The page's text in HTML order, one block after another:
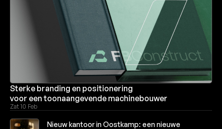
Sterke branding en positionering
voor een toonaangevende machinebouwer
Zat 10 Feb
Nieuw kantoor in Oostkamp: een nieuwe